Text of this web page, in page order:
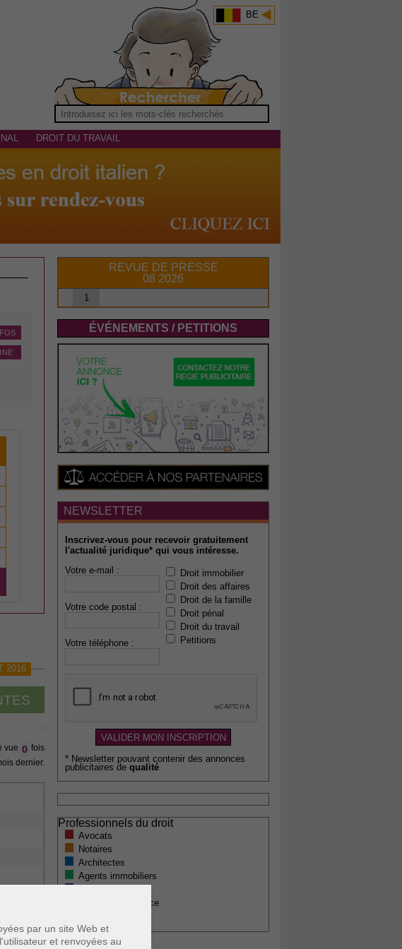
par un site Web et
et renvoyées au
BE
DROIT DU TRAVAIL
2016
vue 0 fois
dernier.
1
REVUE DE PRESSE
08 2026
1
ÉVÉNEMENTS / PETITIONS
NEWSLETTER
Inscrivez-vous pour recevoir gratuitement
l'actualité juridique* qui vous intéresse.
Votre e-mail :
Votre code postal :
Votre téléphone :
Droit immobilier
Droit des affaires
Droit de la famille
Droit pénal
Droit du travail
Petitions
* Newsletter pouvant contenir des annonces
publicitaires de qualité
Professionnels du droit
Avocats
Notaires
Architectes
Agents immobiliers
Huissiers de justice